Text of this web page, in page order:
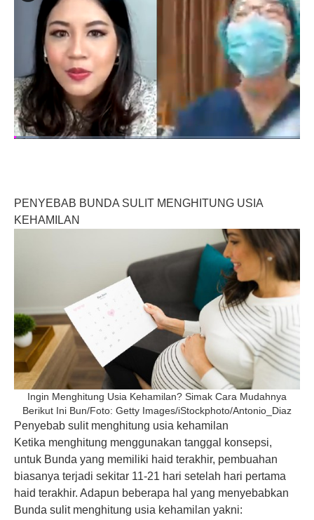
PENYEBAB BUNDA SULIT MENGHITUNG USIA
KEHAMILAN
Ingin Menghitung Usia Kehamilan? Simak Cara Mudahnya
Berikut Ini Bun/Foto: Getty Images/iStockphoto/Antonio_Diaz
Penyebab sulit menghitung usia kehamilan
Ketika menghitung menggunakan tanggal konsepsi,
untuk Bunda yang memiliki haid terakhir, pembuahan
biasanya terjadi sekitar 11-21 hari setelah hari pertama
haid terakhir. Adapun beberapa hal yang menyebabkan
Bunda sulit menghitung usia kehamilan yakni: